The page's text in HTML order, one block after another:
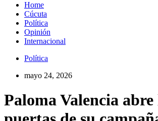
Home
Cúcuta
Política
Opinión
Internacional
Política
mayo 24, 2026
Paloma Valencia abre